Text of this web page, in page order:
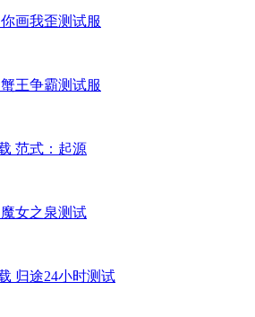
你画我歪测试服
蟹王争霸测试服
范式：起源
魔女之泉测试
归途24小时测试